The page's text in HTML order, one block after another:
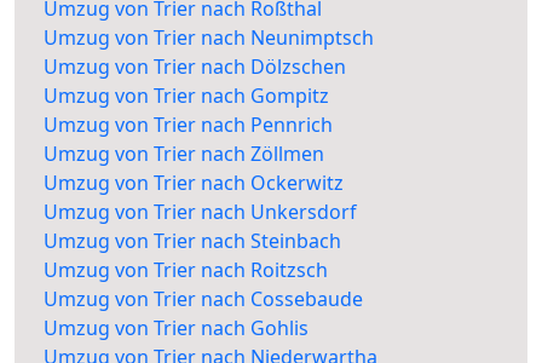
Umzug von Trier nach Roßthal
Umzug von Trier nach Neunimptsch
Umzug von Trier nach Dölzschen
Umzug von Trier nach Gompitz
Umzug von Trier nach Pennrich
Umzug von Trier nach Zöllmen
Umzug von Trier nach Ockerwitz
Umzug von Trier nach Unkersdorf
Umzug von Trier nach Steinbach
Umzug von Trier nach Roitzsch
Umzug von Trier nach Cossebaude
Umzug von Trier nach Gohlis
Umzug von Trier nach Niederwartha